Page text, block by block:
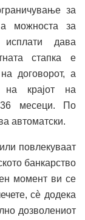
за
можноста за
дава
стапка е
договорот, а
крајот на
месеци. По
автоматски.
повлекуваат
банкарство
момент ви се
сè додека
дозволениот